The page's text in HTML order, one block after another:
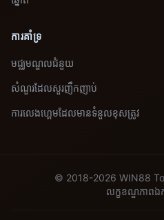
ការគាំទ្រ
មជ្ឈមណ្ឌលជំនួយ
សំណួរដែលសួរញឹកញាប់
ការលេងហ្គេមដែលមានទំនួលខុសត្រូវ
© 2018-2026 WIN88
លក្ខខណ្ឌភាពឯ